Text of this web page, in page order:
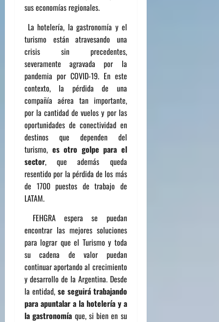
sus economías regionales.
La hotelería, la gastronomía y el
turismo están atravesando una
crisis sin precedentes,
severamente agravada por la
pandemia por COVID-19. En este
contexto, la pérdida de una
compañía aérea tan importante,
por lacantidad de vuelos y por las
oportunidades de conectividad en
destinos que dependen del
turismo, es otro golpe para el
sector, que además queda
resentido por la pérdida de los más
de 1700 puestos de trabajo de
LATAM.
FEHGRA espera se puedan
encontrar las mejores soluciones
para lograr que el Turismo y toda
su cadena de valor puedan
continuar aportando al crecimiento
y desarrollo de la Argentina. Desde
la entidad, se seguirá trabajando
para apuntalar a la hotelería y a
la gastronomía que, si bien en su